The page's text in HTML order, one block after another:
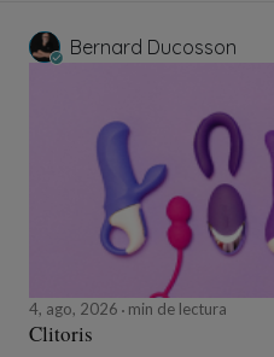
Bernard Ducosson
4, ago, 2026 min de lectura
Clitoris